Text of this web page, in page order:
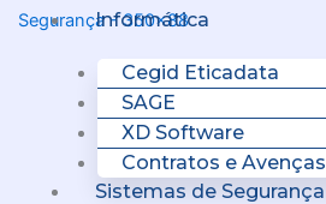
Informática
Cegid Eticadata
SAGE
XD Software
Contratos e Avenças
Sistemas de Segurança
Menu